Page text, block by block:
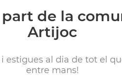
part de la
Artijoc
estigues al dia de tot el
entre mans!